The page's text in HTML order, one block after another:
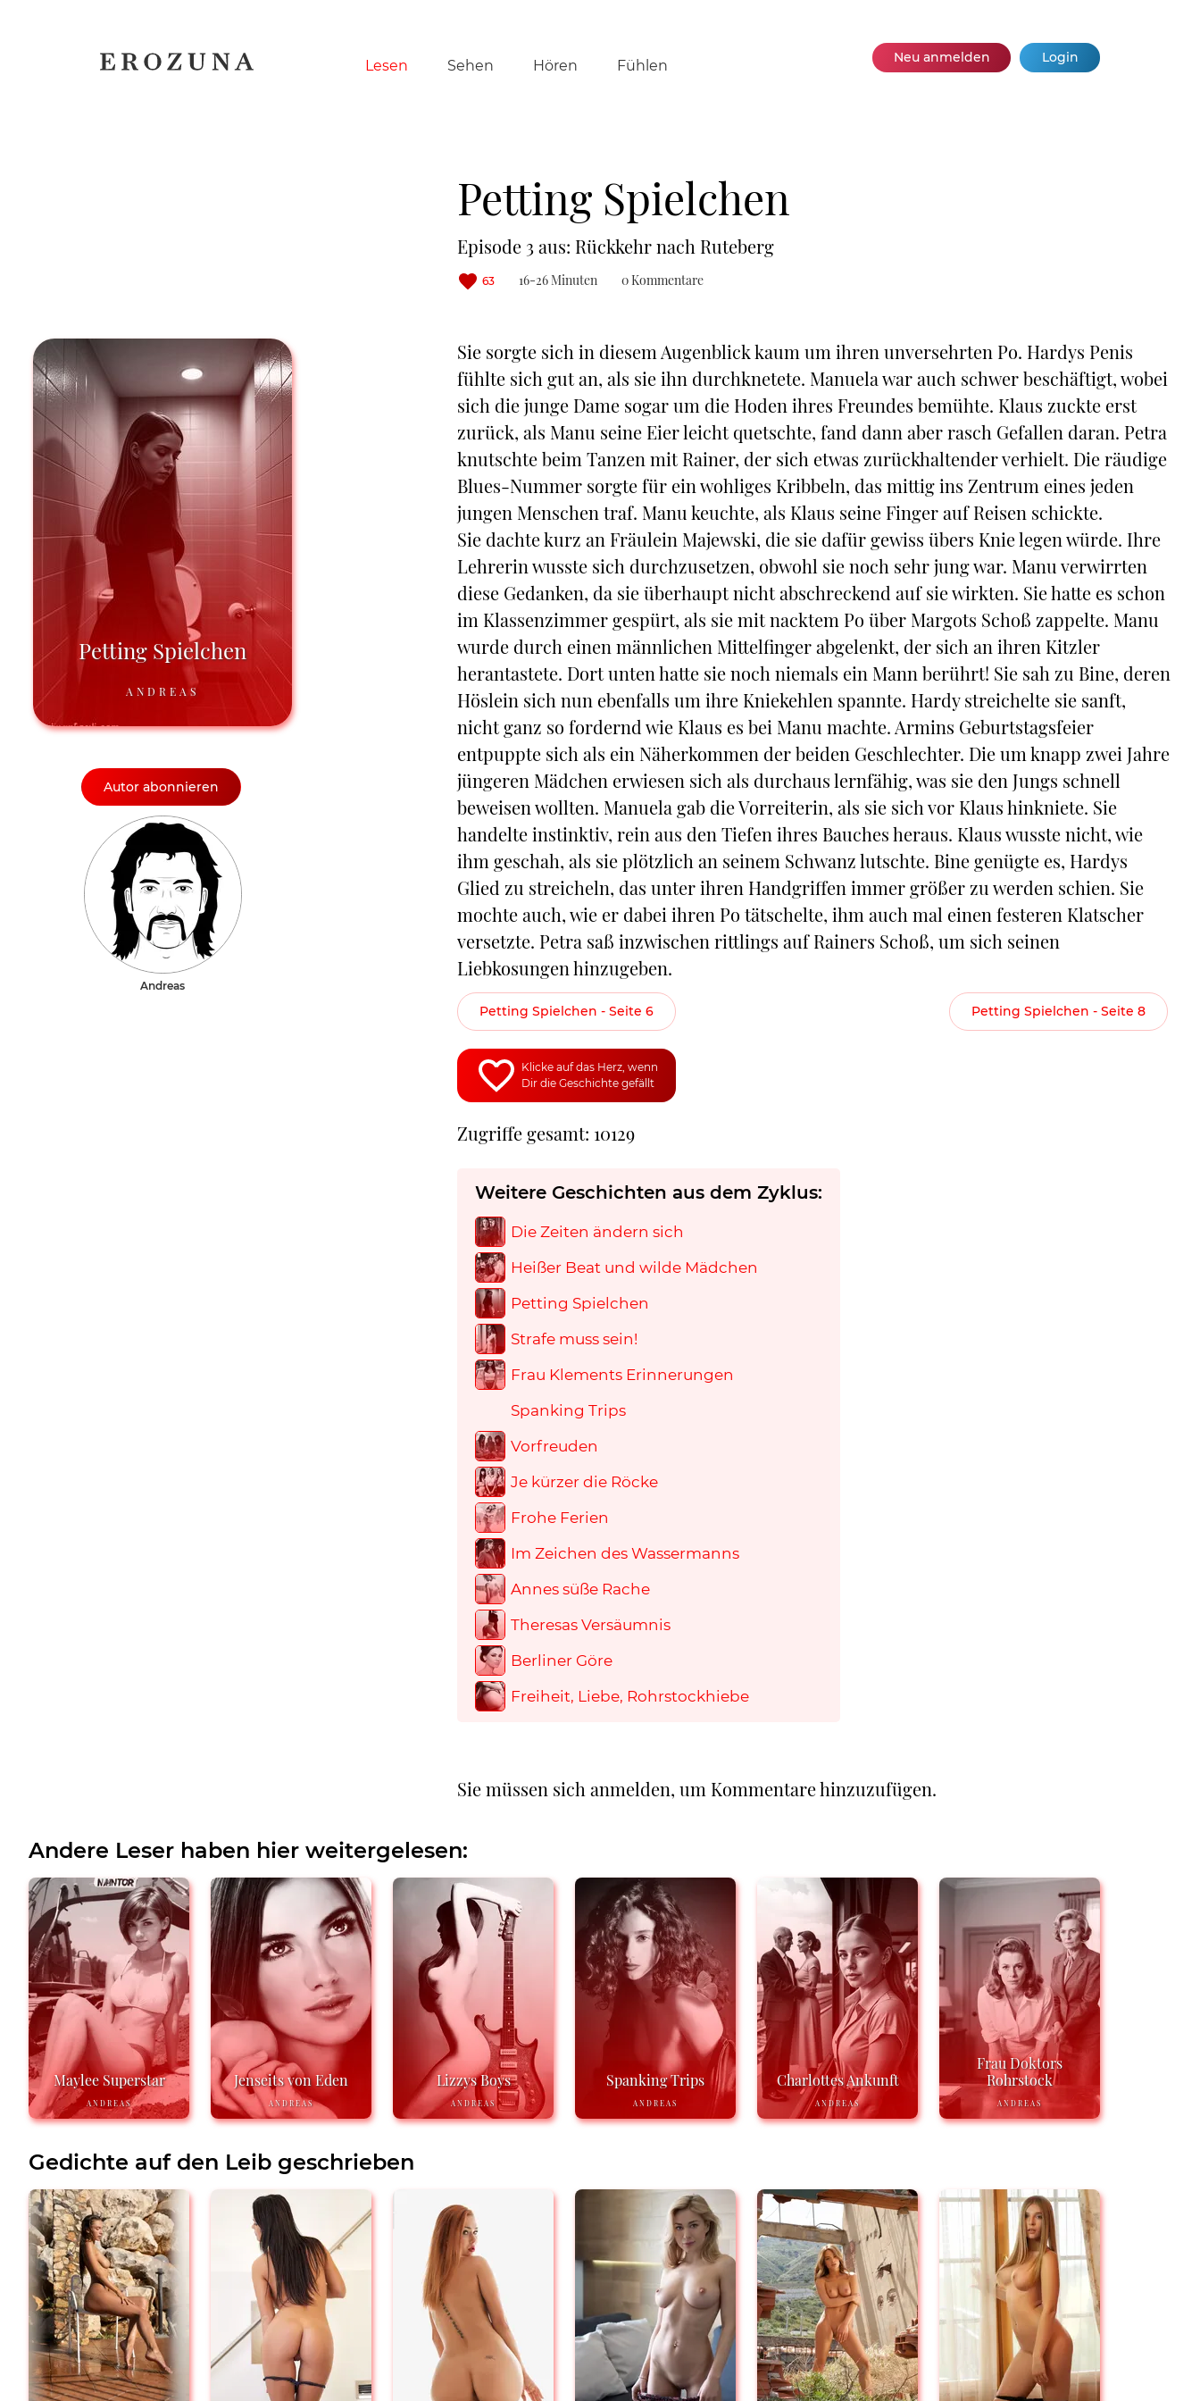
Navigation
Lesen Sehen Hören Fühlen Neu anmelden Login
Petting Spielchen
Episode 3 aus: Rückkehr nach Ruteberg
63 16-26 Minuten 0 Kommentare
Petting Spielchen
ANDREAS
Autor abonnieren
Andreas
Sie sorgte sich in diesem Augenblick kaum um ihren unversehrten Po. Hardys Penis
fühlte sich gut an, als sie ihn durchknetete. Manuela war auch schwer beschäftigt, wobei
sich die junge Dame sogar um die Hoden ihres Freundes bemühte. Klaus zuckte erst
zurück, als Manu seine Eier leicht quetschte, fand dann aber rasch Gefallen daran. Petra
knutschte beim Tanzen mit Rainer, der sich etwas zurückhaltender verhielt. Die räudige
Blues-Nummer sorgte für ein wohliges Kribbeln, das mittig ins Zentrum eines jeden
jungen Menschen traf. Manu keuchte, als Klaus seine Finger auf Reisen schickte.
Sie dachte kurz an Fräulein Majewski, die sie dafür gewiss übers Knie legen würde. Ihre
Lehrerin wusste sich durchzusetzen, obwohl sie noch sehr jung war. Manu verwirrten
diese Gedanken, da sie überhaupt nicht abschreckend auf sie wirkten. Sie hatte es schon
im Klassenzimmer gespürt, als sie mit nacktem Po über Margots Schoß zappelte. Manu
wurde durch einen männlichen Mittelfinger abgelenkt, der sich an ihren Kitzler
herantastete. Dort unten hatte sie noch niemals ein Mann berührt! Sie sah zu Bine, deren
Höslein sich nun ebenfalls um ihre Kniekehlen spannte. Hardy streichelte sie sanft,
nicht ganz so fordernd wie Klaus es bei Manu machte. Armins Geburtstagsfeier
entpuppte sich als ein Näherkommen der beiden Geschlechter. Die um knapp zwei Jahre
jüngeren Mädchen erwiesen sich als durchaus lernfähig, was sie den Jungs schnell
beweisen wollten. Manuela gab die Vorreiterin, als sie sich vor Klaus hinkniete. Sie
handelte instinktiv, rein aus den Tiefen ihres Bauches heraus. Klaus wusste nicht, wie
ihm geschah, als sie plötzlich an seinem Schwanz lutschte. Bine genügte es, Hardys
Glied zu streicheln, das unter ihren Handgriffen immer größer zu werden schien. Sie
mochte auch, wie er dabei ihren Po tätschelte, ihm auch mal einen festeren Klatscher
versetzte. Petra saß inzwischen rittlings auf Rainers Schoß, um sich seinen
Liebkosungen hinzugeben.
Petting Spielchen - Seite 8
Petting Spielchen - Seite 6
Klicke auf das Herz, wenn
Dir die Geschichte gefällt
Zugriffe gesamt: 10129
Weitere Geschichten aus dem Zyklus:
Die Zeiten ändern sich
Heißer Beat und wilde Mädchen
Petting Spielchen
Strafe muss sein!
Frau Klements Erinnerungen
Spanking Trips
Vorfreuden
Je kürzer die Röcke
Frohe Ferien
Im Zeichen des Wassermanns
Annes süße Rache
Theresas Versäumnis
Berliner Göre
Freiheit, Liebe, Rohrstockhiebe
Sie müssen sich anmelden, um Kommentare hinzuzufügen.
Andere Leser haben hier weitergelesen:
Maylee Superstar
ANDREAS
Jenseits von Eden
ANDREAS
Lizzys Boys
ANDREAS
Spanking Trips
ANDREAS
Charlottes Ankunft
ANDREAS
Frau Doktors
Rohrstock
ANDREAS
Gedichte auf den Leib geschrieben